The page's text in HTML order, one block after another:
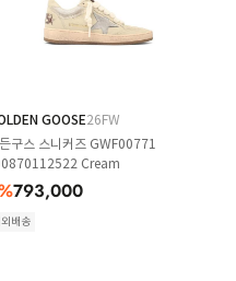
GOOSE26FW
구스 스니커즈 GWF00771
Cream
793,000
배송